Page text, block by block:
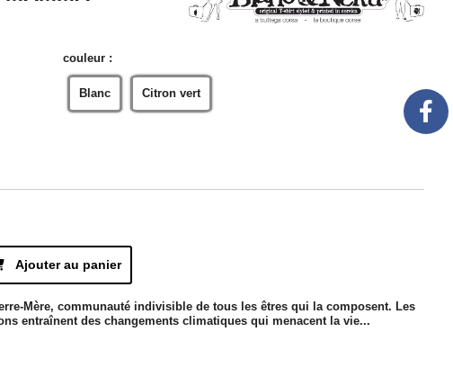
couleur :
Blanc Citron vert
Ajouter au panier
Mère, communauté indivisible de tous les êtres qui la composent. Les
entraînent des changements climatiques qui menacent la vie...